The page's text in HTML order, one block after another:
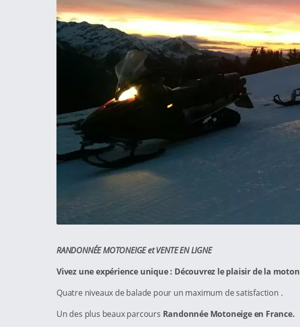
RANDONNÉE MOTONEIGEet VENTE EN LIGNE
Vivez une expérience unique : Découvrez le plaisir de la
Quatre niveaux de balade pour un maximum de satisfaction .
Un des plus beaux parcours Randonnée Motoneige en France.